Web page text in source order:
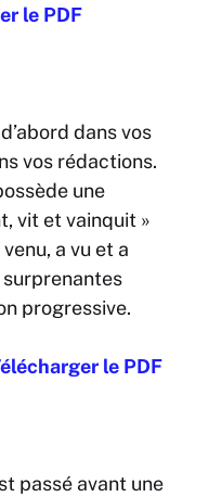
le PDF
dans vos
vos rédactions.
une
vit et vainquit »
a vu et a
progressive.
le PDF
passé avant une